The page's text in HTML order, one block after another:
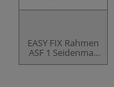
EASY FIX Rahmen
ASF 1 Seidenmal-
Spannrahmen